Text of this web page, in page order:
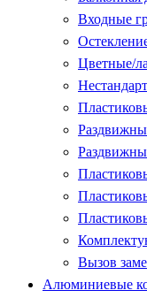
Входные
Цветные/
Вызов
Алюминиевые